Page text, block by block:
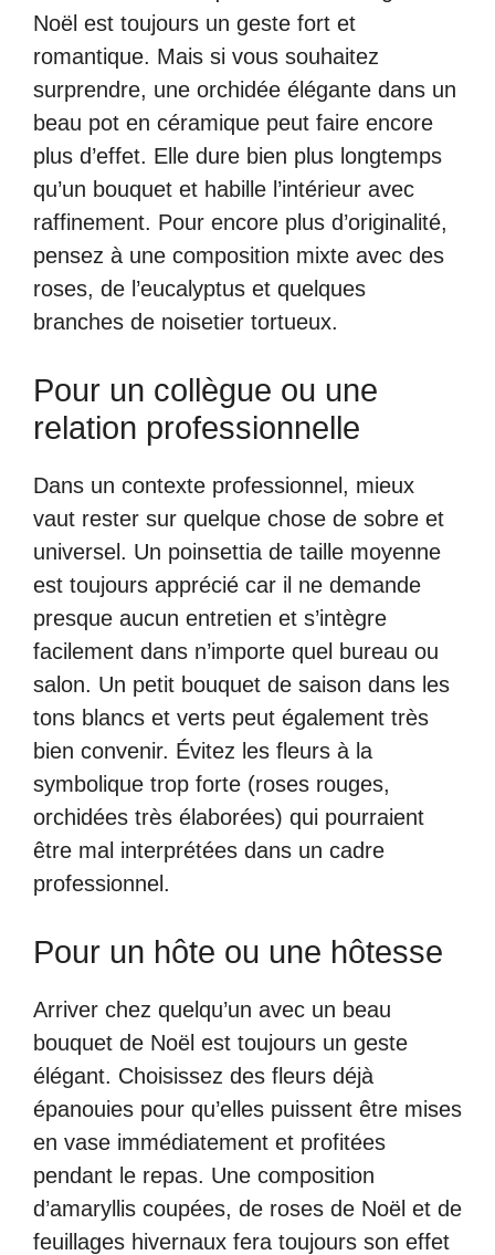
Noël est toujours un geste fort et
romantique. Mais si vous souhaitez
surprendre, une orchidée élégante dans un
beau pot en céramique peut faire encore
plus d’effet. Elle dure bien plus longtemps
qu’un bouquet et habille l’intérieur avec
raffinement. Pour encore plus d’originalité,
pensez à une composition mixte avec des
roses, de l’eucalyptus et quelques
branches de noisetier tortueux.
Pour un collègue ou une
relation professionnelle
Dans un contexte professionnel, mieux
vaut rester sur quelque chose de sobre et
universel. Un poinsettia de taille moyenne
est toujours apprécié car il ne demande
presque aucun entretien et s’intègre
facilement dans n’importe quel bureau ou
salon. Un petit bouquet de saison dans les
tons blancs et verts peut également très
bien convenir. Évitez les fleurs à la
symbolique trop forte (roses rouges,
orchidées très élaborées) qui pourraient
être mal interprétées dans un cadre
professionnel.
Pour un hôte ou une hôtesse
Arriver chez quelqu’un avec un beau
bouquet de Noël est toujours un geste
élégant. Choisissez des fleurs déjà
épanouies pour qu’elles puissent être mises
en vase immédiatement et profitées
pendant le repas. Une composition
d’amaryllis coupées, de roses de Noël et de
feuillages hivernaux fera toujours son effet